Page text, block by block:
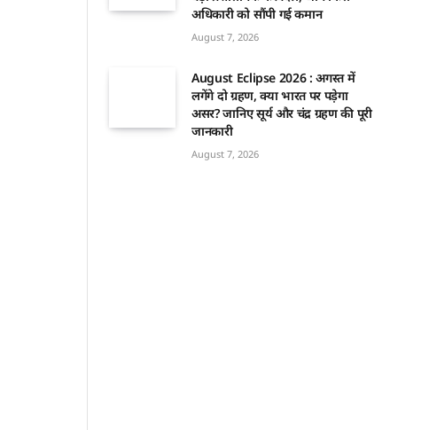
अधिकारी को सौंपी गई कमान
August 7, 2026
August Eclipse 2026 : अगस्त में
लगेंगे दो ग्रहण, क्या भारत पर पड़ेगा
असर? जानिए सूर्य और चंद्र ग्रहण की पूरी
जानकारी
August 7, 2026